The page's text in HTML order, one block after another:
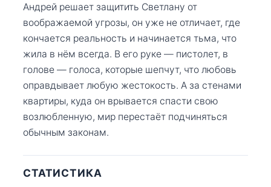
Андрей решает защитить Светлану от
воображаемой угрозы, он уже не отличает, где
кончается реальность и начинается тьма, что
жила в нём всегда. В его руке — пистолет, в
голове — голоса, которые шепчут, что любовь
оправдывает любую жестокость. А за стенами
квартиры, куда он врывается спасти свою
возлюбленную, мир перестаёт подчиняться
обычным законам.
СТАТИСТИКА